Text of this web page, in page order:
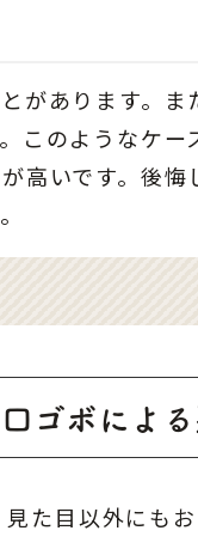
があります。ま
このようなケー
高いです。後悔
ゴボによ
た目以外にも